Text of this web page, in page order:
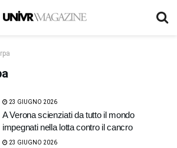
23 GIUGNO 2026
A Verona scienziati da tutto il mondo
impegnati nella lotta contro il cancro
23 GIUGNO 2026